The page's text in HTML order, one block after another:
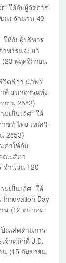
ให้กับผู้จัดการ
น) จำนวน 40
ให้กับผู้บริหาร
หารและยา
พฤศจิกายน
วิตชีวา นำพา
ที่ ธนาคารแห่ง
ายน 2553)
เป็นเลิศ” ให้
ซท์ ไทย เทเลวิ
2553)
ค่าให้กับ
ณะสัตว
จำนวน 120
เป็นเลิศ” ให้
Day
น (12 ตุลาคม
นเลิศด้านการ
จ้าหน้าที่ J.D.
น (15 กันยายน